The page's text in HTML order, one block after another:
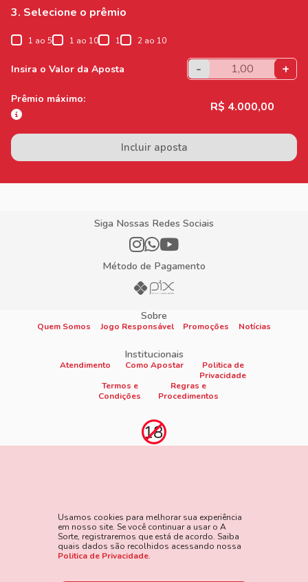
3. Selecione o prêmio
1 ao 5 1 ao 10 1 2 ao 10
Insira o Valor da Aposta - +
Prêmio máximo:
R$ 4.000,00
Incluir aposta
Usamos cookies para melhorar sua experiência
em nosso site. Se você continuar a usar o A
Sorte, registraremos que está de acordo. Saiba
quais dados são recolhidos acessando nossa
Politica de Privacidade.
Siga Nossas Redes Sociais
Método de Pagamento
Sobre
Quem Somos Jogo Responsável Promoções Notícias
Institucionais
Atendimento Como Apostar
Politica de
Privacidade
Termos e
Condições
Regras e
Procedimentos
perdas financeiras e em excesso podem causar riscos à saúde.
Veja nossa página de Jogo Responsável para mais detalhes e
as ferramentas disponíveis. Jogue com responsabilidade:
www.gamblersanonymous.orgAcesse aqui os Termos e
Condições do site.